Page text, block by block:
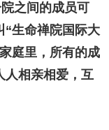
之间的成员可
“生命禅院国际大
庭里，所有的成
人相亲相爱，互